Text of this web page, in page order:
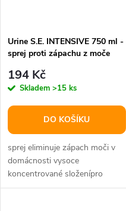
Urine S.E. INTENSIVE 750 ml -
sprej proti zápachu z moče
194 Kč
Skladem >15 ks
DO KOŠÍKU
sprej eliminuje zápach moči v
domácnosti vysoce
koncentrované složenípro
odstraňování i starších a